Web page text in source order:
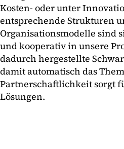
Kosten- oder unter
entsprechende Strukturen
Organisationsmodelle sind
und kooperativ in unsere
dadurch hergestellte
damit automatisch das
Partnerschaftlichkeit sorgt
Lösungen.